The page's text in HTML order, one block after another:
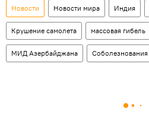
Новости Новости мира Индия
Крушение самолета массовая гибель
МИД Азербайджана Соболезнования